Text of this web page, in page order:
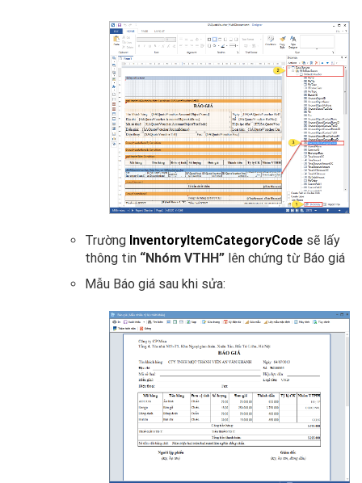
Trường InventoryItemCategoryCode sẽ lấy
thông tin “Nhóm VTHH” lên chứng từ Báo giá
Mẫu Báo giá sau khi sửa: